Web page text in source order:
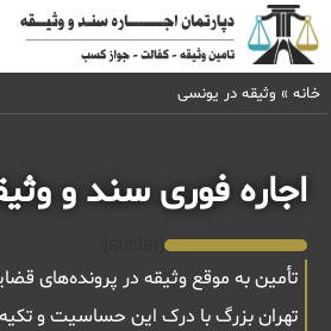
خانه » وثیقه در یونسی
اجاره فوری سند و
تأمین به موقع وثیقه در پرونده‌های
تهران بزرگ با درک این حساسیت و